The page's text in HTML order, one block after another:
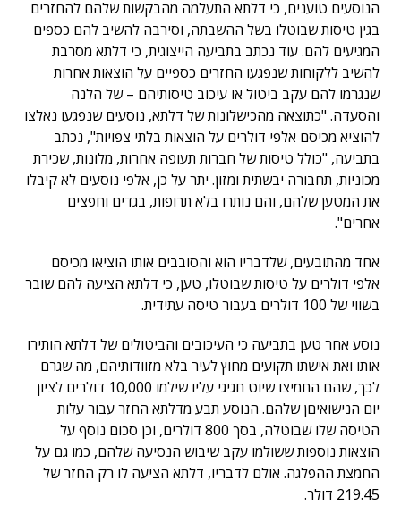
הנוסעים טוענים, כי דלתא התעלמה מהבקשות שלהם להחזרים
בגין טיסות שבוטלו בשל ההשבתה, וסירבה להשיב להם כספים
המגיעים להם. עוד נכתב בתביעה הייצוגית, כי דלתא מסרבת
להשיב ללקוחות שנפגעו החזרים כספיים על הוצאות אחרות
שנגרמו להם עקב ביטול או עיכוב טיסותיהם – של הלנה
והסעדה. "כתוצאה מהכישלונות של דלתא, נוסעים שנפגעו נאלצו
להוציא מכיסם אלפי דולרים על הוצאות בלתי צפויות", נכתב
בתביעה, "כולל טיסות של חברות תעופה אחרות, מלונות, שכירת
מכוניות, תחבורה יבשתית ומזון. יתר על כן, אלפי נוסעים לא קיבלו
את המטען שלהם, והם נותרו בלא תרופות, בגדים וחפצים
אחרים".
אחד מהתובעים, שלדבריו הוא והסובבים אותו הוציאו מכיסם
אלפי דולרים על טיסות שבוטלו, טען, כי דלתא הציעה להם שובר
בשווי של 100 דולרים בעבור טיסה עתידית.
נוסע אחר טען בתביעה כי העיכובים והביטולים של דלתא הותירו
אותו ואת אישתו תקועים מחוץ לעיר בלא מזוודותיהם, מה שגרם
לכך, שהם החמיצו שיוט חגיגי עליו שילמו 10,000 דולרים לציון
יום הנישואיםן שלהם. הנוסע תבע מדלתא החזר עבור עלות
הטיסה שלו שבוטלה, בסך 800 דולרים, וכן סכום נוסף על
הוצאות נוספות ששולמו עקב שיבוש הנסיעה שלהם, כמו גם על
החמצת ההפלגה. אולם לדבריו, דלתא הציעה לו רק החזר של
219.45 דולר.